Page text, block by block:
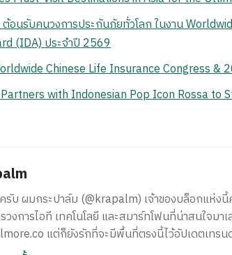
อนรับคนวงการประกันภัยทั่วโลก ในงาน
(IDA) ประจำปี 2569
Chinese Life Insurance Congress
with Indonesian Pop Icon Rossa to
รับ ผมกระปาล์ม (@krapalm) เจ้าของบล็อกแห่ง
วงการไอที เทคโนโลยี และสมาร์ทโฟนที่น่าสนใจ
แต่ก็ยังรักที่จะมีพื้นที่ตรงนี้ไว้อัปเดตเทร